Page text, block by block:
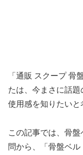
「通販 スクープ 骨
たは、今まさに話
使用感を知りたいと
この記事では、骨
問から、「骨盤ベ